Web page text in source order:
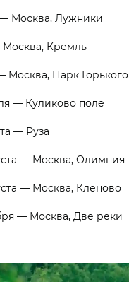
Москва, Лужники
Кремль
Москва, Парк Горького
— Куликово поле
— Руза
— Москва, Олимпия
— Москва, Кленово
— Москва, Две реки